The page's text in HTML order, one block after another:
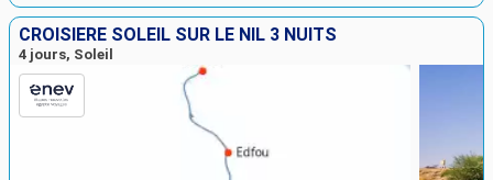
CROISIÈRE SOLEIL SUR LE NIL 3 NUITS
4 jours, Soleil